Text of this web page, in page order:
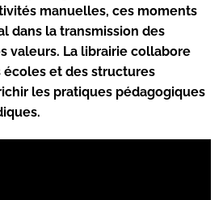
manuelles, ces moments
dans la transmission des
valeurs. La librairie collabore
et des structures
les pratiques pédagogiques